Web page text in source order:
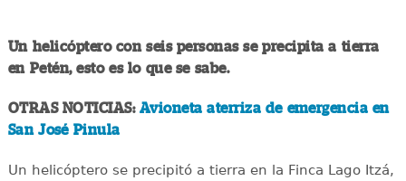
Un helicóptero con seis personas se precipita a tierra
en Petén, esto es lo que se sabe.
OTRAS NOTICIAS:Avioneta aterriza de emergencia en
San José Pinula
Un helicóptero se precipitó a tierra en la Finca Lago Itzá,